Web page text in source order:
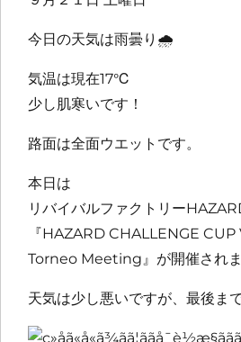
今日の天気は雨曇り 🌧
気温は現在17℃
少し肌寒いです！
路面は全面ウエットです。
本日は
リバイバルファクトリー
『HAZARD CHALLENGE
Torneo Meeting』が開催され
天気は少し悪いですが、最後ま